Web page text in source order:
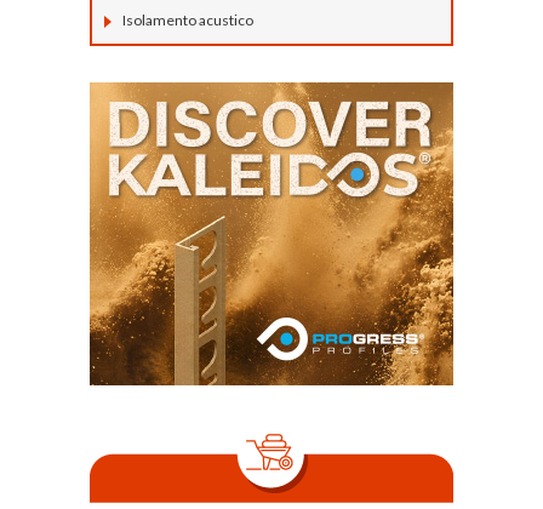
Isolamento acustico